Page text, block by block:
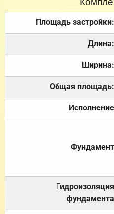
Площадь застройки:
Длина:
Ширина:
Общая площадь:
Исполнение
Фундамент
Гидроизоляция
фундамента